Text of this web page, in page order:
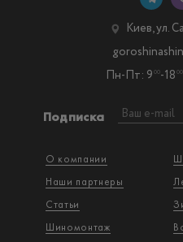
О компании
Наши партнеры
Статьи
Шиномонтаж
Подписка
Киев, ул.
Пн-Пт: 9 00-18 00